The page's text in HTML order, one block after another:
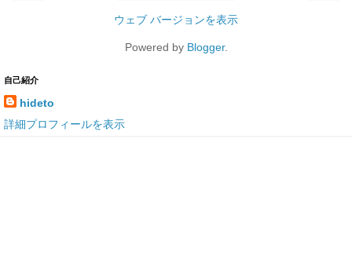
ウェブ バージョンを表示
Powered by Blogger.
自己紹介
hideto
詳細プロフィールを表示